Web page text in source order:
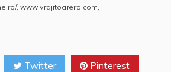
ă
, www.vrajitoarero.com
Twitter Pinterest